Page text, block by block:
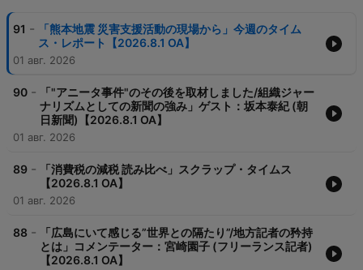
91 -
「熊本地震 災害支援活動の現場から」今週のタイム
ス・レポート【2026.8.1 OA】
01 авг. 2026
90 -
「"アニータ事件"のその後を取材しました/組織ジャー
ナリズムとしての新聞の強み」ゲスト：坂本泰紀 (朝
日新聞)【2026.8.1 OA】
01 авг. 2026
89 -
「消費税の減税 読み比べ」スクラップ・タイムス
【2026.8.1 OA】
01 авг. 2026
88 -
「広島にいて感じる”世界との隔たり”/地方記者の矜持
とは」コメンテーター：宮崎園子 (フリーランス記者)
【2026.8.1 OA】